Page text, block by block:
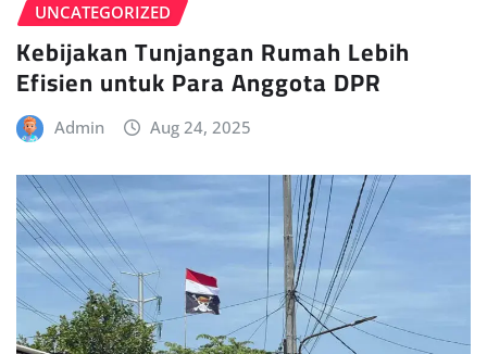
UNCATEGORIZED
Kebijakan Tunjangan Rumah Lebih
Efisien untuk Para Anggota DPR
Admin Aug 24, 2025